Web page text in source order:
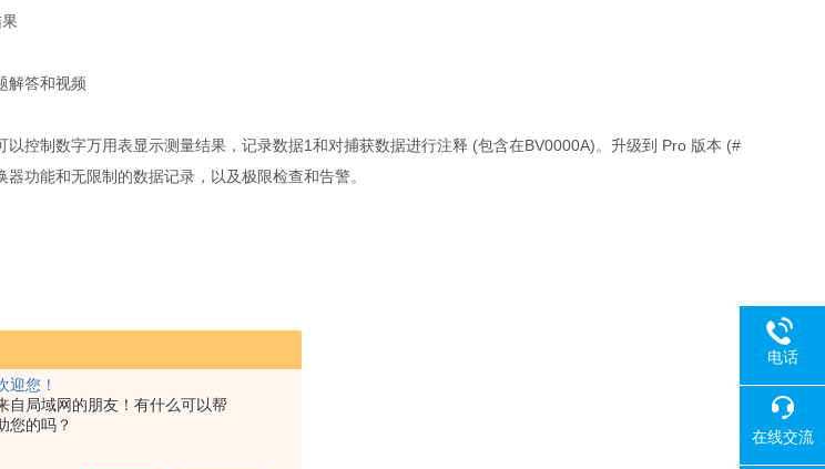
迎您！
自局域网的朋友！有什么可以帮
您的吗？
解答和视频
以控制数字万用表显示测量结果，记录数据1和对捕获数据进行注释 (包含在BV0000A)。升级到 Pro 版本 (#
功能和无限制的数据记录，以及极限检查和告警。
电话
在线交流